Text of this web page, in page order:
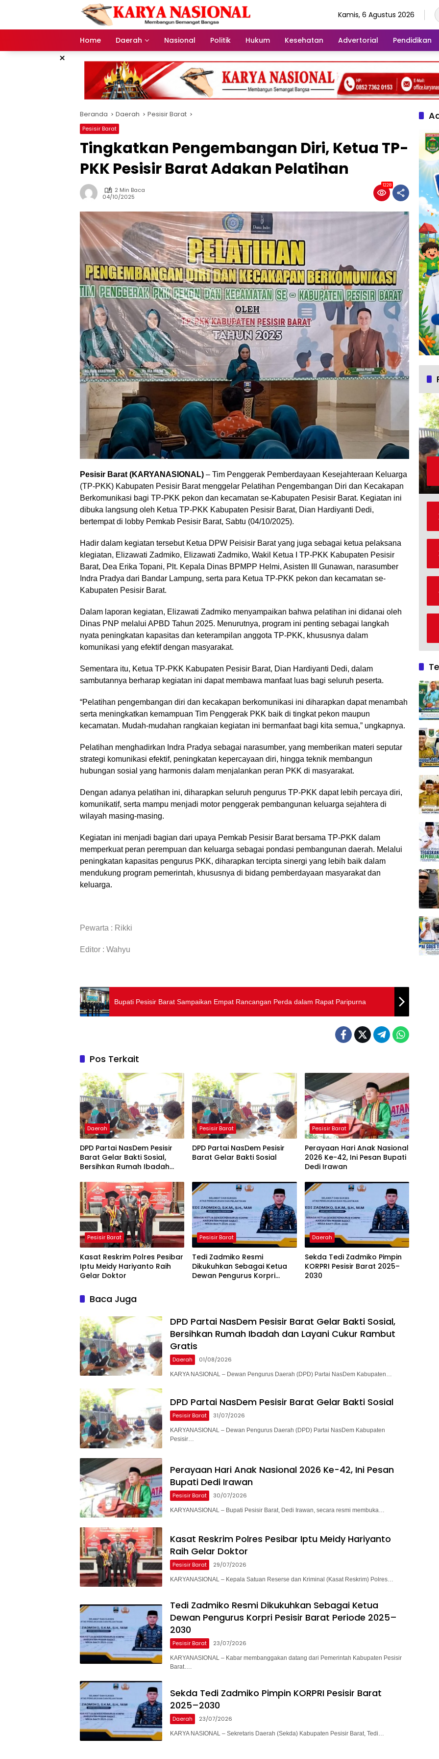
Kamis, 6 Agustus 2026
Home Daerah Nasional Politik Hukum Kesehatan Advertorial Pendidikan
×
Beranda Daerah Pesisir Barat
Pesisir Barat
Tingkatkan Pengembangan Diri, Ketua TP-
PKK Pesisir Barat Adakan Pelatihan
2 Min Baca
04/10/2025
1228
Pesisir Barat (KARYANASIONAL) – Tim Penggerak Pemberdayaan Kesejahteraan Keluarga
(TP-PKK) Kabupaten Pesisir Barat menggelar Pelatihan Pengembangan Diri dan Kecakapan
Berkomunikasi bagi TP-PKK pekon dan kecamatan se-Kabupaten Pesisir Barat. Kegiatan ini
dibuka langsung oleh Ketua TP-PKK Kabupaten Pesisir Barat, Dian Hardiyanti Dedi,
bertempat di lobby Pemkab Pesisir Barat, Sabtu (04/10/2025).
Hadir dalam kegiatan tersebut Ketua DPW Peisisir Barat yang juga sebagai ketua pelaksana
klegiatan, Elizawati Zadmiko, Elizawati Zadmiko, Wakil Ketua I TP-PKK Kabupaten Pesisir
Barat, Dea Erika Topani, Plt. Kepala Dinas BPMPP Helmi, Asisten III Gunawan, narasumber
Indra Pradya dari Bandar Lampung, serta para Ketua TP-PKK pekon dan kecamatan se-
Kabupaten Pesisir Barat.
Dalam laporan kegiatan, Elizawati Zadmiko menyampaikan bahwa pelatihan ini didanai oleh
Dinas PNP melalui APBD Tahun 2025. Menurutnya, program ini penting sebagai langkah
nyata peningkatan kapasitas dan keterampilan anggota TP-PKK, khususnya dalam
komunikasi yang efektif dengan masyarakat.
Sementara itu, Ketua TP-PKK Kabupaten Pesisir Barat, Dian Hardiyanti Dedi, dalam
sambutannya berharap kegiatan ini dapat membawa manfaat luas bagi seluruh peserta.
“Pelatihan pengembangan diri dan kecakapan berkomunikasi ini diharapkan dapat menambah
serta meningkatkan kemampuan Tim Penggerak PKK baik di tingkat pekon maupun
kecamatan. Mudah-mudahan rangkaian kegiatan ini bermanfaat bagi kita semua,” ungkapnya.
Pelatihan menghadirkan Indra Pradya sebagai narasumber, yang memberikan materi seputar
strategi komunikasi efektif, peningkatan kepercayaan diri, hingga teknik membangun
hubungan sosial yang harmonis dalam menjalankan peran PKK di masyarakat.
Dengan adanya pelatihan ini, diharapkan seluruh pengurus TP-PKK dapat lebih percaya diri,
komunikatif, serta mampu menjadi motor penggerak pembangunan keluarga sejahtera di
wilayah masing-masing.
Kegiatan ini menjadi bagian dari upaya Pemkab Pesisir Barat bersama TP-PKK dalam
memperkuat peran perempuan dan keluarga sebagai pondasi pembangunan daerah. Melalui
peningkatan kapasitas pengurus PKK, diharapkan tercipta sinergi yang lebih baik dalam
mendukung program pemerintah, khususnya di bidang pemberdayaan masyarakat dan
keluarga.
Pewarta : Rikki
Editor : Wahyu
Bupati Pesisir Barat Sampaikan Empat Rancangan Perda dalam Rapat Paripurna
Pos Terkait
Daerah
DPD Partai NasDem Pesisir
Barat Gelar Bakti Sosial,
Bersihkan Rumah Ibadah
Gratis
Pesisir Barat
DPD Partai NasDem Pesisir
Barat Gelar Bakti Sosial
Pesisir Barat
Perayaan Hari Anak Nasional
2026 Ke-42, Ini Pesan Bupati
Dedi Irawan
Pesisir Barat
Kasat Reskrim Polres Pesibar
Iptu Meidy Hariyanto Raih
Gelar Doktor
Pesisir Barat
Tedi Zadmiko Resmi
Dikukuhkan Sebagai Ketua
Dewan Pengurus Korpri
Daerah
Sekda Tedi Zadmiko Pimpin
KORPRI Pesisir Barat 2025–
2030
Baca Juga
DPD Partai NasDem Pesisir Barat Gelar Bakti Sosial,
Bersihkan Rumah Ibadah dan Layani Cukur Rambut
Gratis
Daerah 01/08/2026
KARYA NASIONAL – Dewan Pengurus Daerah (DPD) Partai NasDem Kabupaten…
DPD Partai NasDem Pesisir Barat Gelar Bakti Sosial
Pesisir Barat 31/07/2026
KARYANASIONAL – Dewan Pengurus Daerah (DPD) Partai NasDem Kabupaten
Pesisir…
Perayaan Hari Anak Nasional 2026 Ke-42, Ini Pesan
Bupati Dedi Irawan
Pesisir Barat 30/07/2026
KARYANASIONAL – Bupati Pesisir Barat, Dedi Irawan, secara resmi membuka…
Kasat Reskrim Polres Pesibar Iptu Meidy Hariyanto
Raih Gelar Doktor
Pesisir Barat 29/07/2026
KARYANASIONAL – Kepala Satuan Reserse dan Kriminal (Kasat Reskrim) Polres…
Tedi Zadmiko Resmi Dikukuhkan Sebagai Ketua
Dewan Pengurus Korpri Pesisir Barat Periode 2025–
2030
Pesisir Barat 23/07/2026
KARYANASIONAL – Kabar membanggakan datang dari Pemerintah Kabupaten Pesisir
Barat….
Sekda Tedi Zadmiko Pimpin KORPRI Pesisir Barat
2025–2030
Daerah 23/07/2026
KARYA NASIONAL – Sekretaris Daerah (Sekda) Kabupaten Pesisir Barat, Tedi…